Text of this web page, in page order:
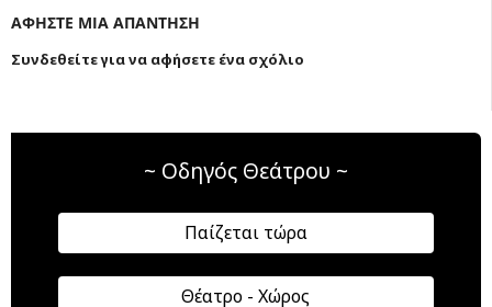
ΑΦΗΣΤΕ ΜΙΑ ΑΠΑΝΤΗΣΗ
Συνδεθείτε για να αφήσετε ένα σχόλιο
~ Οδηγός Θεάτρου ~
Παίζεται τώρα
Θέατρο - Χώρος